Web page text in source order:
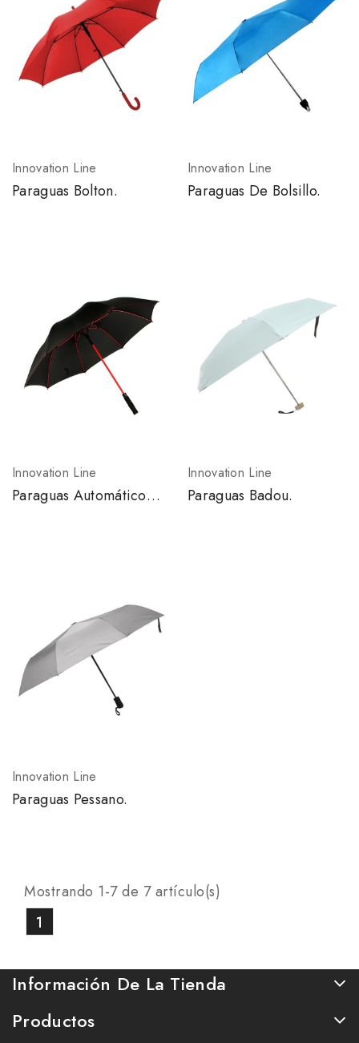
Innovation Line
Paraguas Bolton.
Innovation Line
Paraguas De Bolsillo.
Innovation Line
Paraguas Automático
Innovation Line
Paraguas Badou.
Innovation Line
Paraguas Pessano.
Mostrando 1-7 de 7 artículo(s)
1
Información De La Tienda
Productos